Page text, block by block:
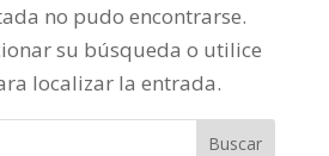
no pudo encontrarse.
su búsqueda o utilice
localizar la entrada.
Buscar